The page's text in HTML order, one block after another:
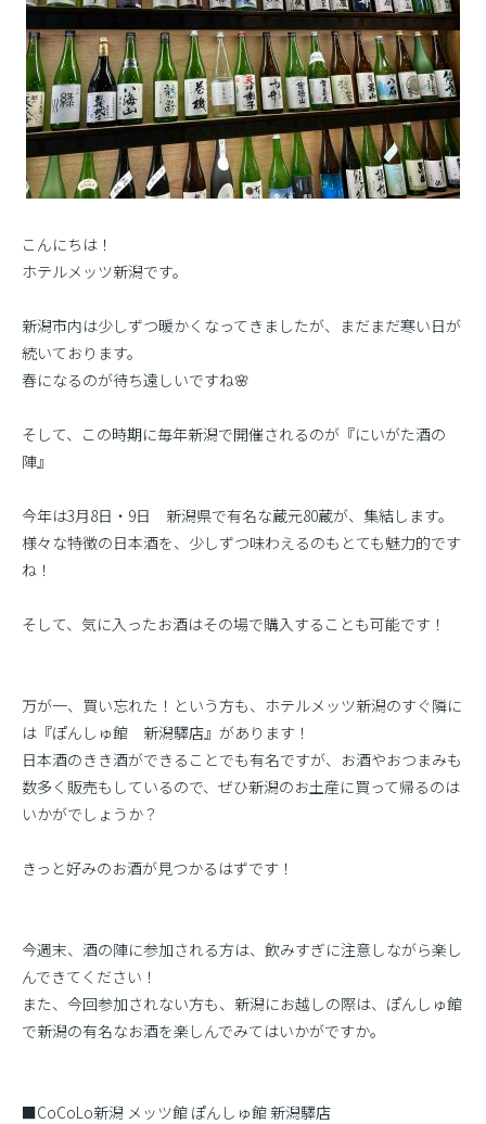
こんにちは！
ホテルメッツ新潟です。
新潟市内は少しずつ暖かくなってきましたが、まだまだ寒い日が
続いております。
春になるのが待ち遠しいですね🌸
そして、この時期に毎年新潟で開催されるのが『にいがた酒の
陣』
今年は3月8日・9日 新潟県で有名な蔵元80蔵が、集結します。
様々な特徴の日本酒を、少しずつ味わえるのもとても魅力的です
ね！
そして、気に入ったお酒はその場で購入することも可能です！
万が一、買い忘れた！という方も、ホテルメッツ新潟のすぐ隣に
は『ぽんしゅ館 新潟驛店』があります！
日本酒のきき酒ができることでも有名ですが、お酒やおつまみも
数多く販売もしているので、ぜひ新潟のお土産に買って帰るのは
いかがでしょうか？
きっと好みのお酒が見つかるはずです！
今週末、酒の陣に参加される方は、飲みすぎに注意しながら楽し
んできてください！
また、今回参加されない方も、新潟にお越しの際は、ぽんしゅ館
で新潟の有名なお酒を楽しんでみてはいかがですか。
■CoCoLo新潟 メッツ館 ぽんしゅ館 新潟驛店